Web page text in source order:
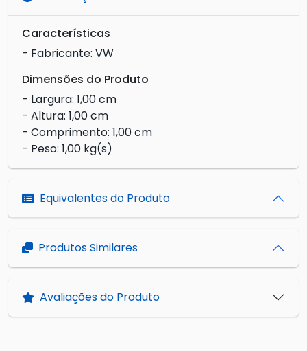
Características
- Fabricante: VW
Dimensões do Produto
- Largura: 1,00 cm
- Altura: 1,00 cm
- Comprimento: 1,00 cm
- Peso: 1,00 kg(s)
Equivalentes do Produto
Produtos Similares
Avaliações do Produto